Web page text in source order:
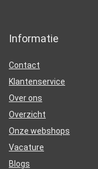
Informatie
Contact
Klantenservice
Over ons
Overzicht
Onze webshops
Vacature
Blogs